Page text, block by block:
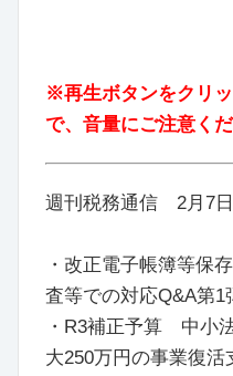
※再生ボタンをクリ
で、音量にご注意くだ
週刊税務通信 2月7日
・改正電子帳簿等保
査等での対応Q&A第1
・R3補正予算 中小
大250万円の事業復活